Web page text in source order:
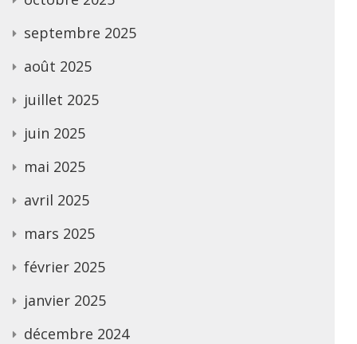
septembre 2025
août 2025
juillet 2025
juin 2025
mai 2025
avril 2025
mars 2025
février 2025
janvier 2025
décembre 2024